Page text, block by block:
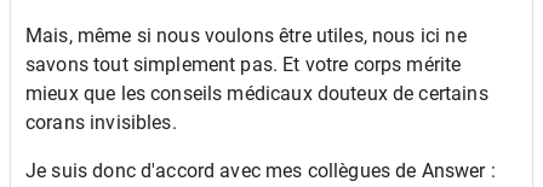
Mais, même si nous voulons être utiles, nous ici ne
savons tout simplement pas. Et votre corps mérite
mieux que les conseils médicaux douteux de certains
corans invisibles.
Je suis donc d'accord avec mes collègues de Answer :